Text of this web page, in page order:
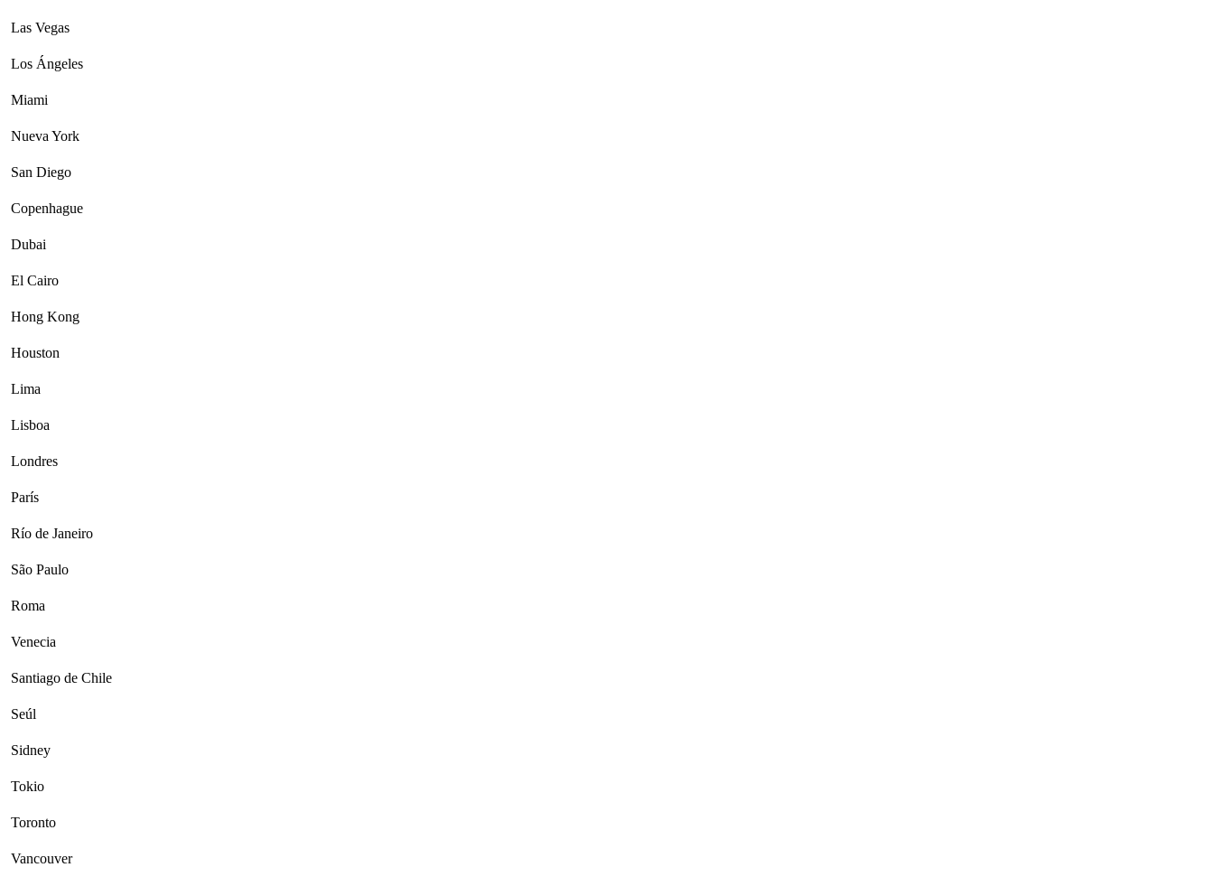
Las Vegas
Los Ángeles
Miami
Nueva York
San Diego
Copenhague
Dubai
El Cairo
Hong Kong
Houston
Lima
Lisboa
Londres
París
Río de Janeiro
São Paulo
Roma
Venecia
Santiago de Chile
Seúl
Sidney
Tokio
Toronto
Vancouver